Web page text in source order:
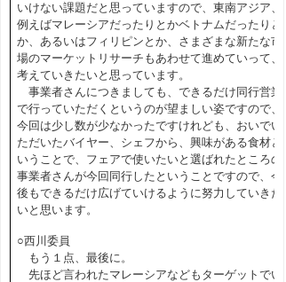
いけない課題だと思っていますので、東南アジア、
例えばマレーシアだったりとかベトナムだったりと
か、あるいはフィリピンとか、さまざまな新たな市
場のマーケットリサーチもあわせて進めていって、
考えていきたいと思っています。
事業者さんにつきましても、できるだけ同行営業
で行っていただくというのが望ましい姿ですので、
今回は少し数が少なかったですけれども、おいでい
ただいたバイヤー、シェフから、興味がある食材と
いうことで、フェアで使いたいと選ばれたところの
事業者さんが今回同行したということですので、今
後もできるだけ広げていけるように努力していきた
いと思います。
○西川委員
もう１点、最後に。
先ほど言われたマレーシアなどもターゲットでい